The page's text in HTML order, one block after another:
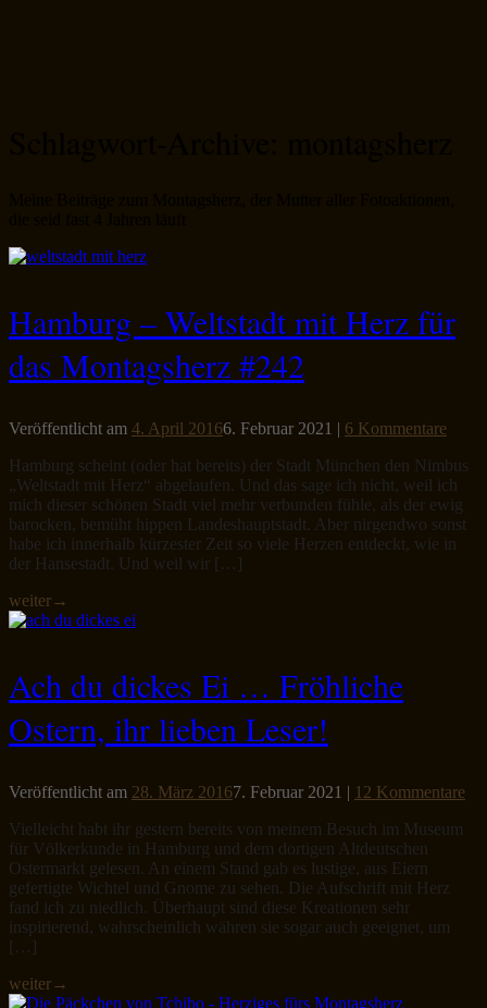
Hamburg – Weltstadt mit Herz für
das Montagsherz #242
Veröffentlicht am 4. April 20166. Februar 2021 | 6 Kommentare
Hamburg scheint (oder hat bereits) der Stadt München den Nimbus
„Weltstadt mit Herz“ abgelaufen. Und das sage ich nicht, weil ich
mich dieser schönen Stadt viel mehr verbunden fühle, als der ewig
barocken, bemüht hippen Landeshauptstadt. Aber nirgendwo sonst
habe ich innerhalb kürzester Zeit so viele Herzen entdeckt, wie in
der Hansestadt. Und weil wir […]
weiter→
Ach du dickes Ei … Fröhliche
Ostern, ihr lieben Leser!
Veröffentlicht am 28. März 20167. Februar 2021 | 12 Kommentare
Vielleicht habt ihr gestern bereits von meinem Besuch im Museum
für Völkerkunde in Hamburg und dem dortigen Altdeutschen
Ostermarkt gelesen. An einem Stand gab es lustige, aus Eiern
gefertigte Wichtel und Gnome zu sehen. Die Aufschrift mit Herz
fand ich zu niedlich. Überhaupt sind diese Kreationen sehr
inspirierend, wahrscheinlich währen sie sogar auch geeignet, um
[…]
weiter→